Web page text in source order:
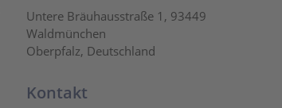
Untere Bräuhausstraße 1, 93449
Waldmünchen
Oberpfalz, Deutschland
Kontakt